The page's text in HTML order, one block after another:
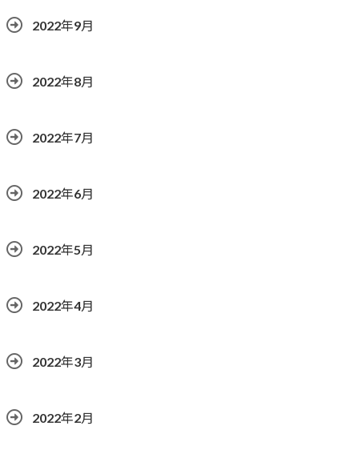
2022年9月
2022年8月
2022年7月
2022年6月
2022年5月
2022年4月
2022年3月
2022年2月